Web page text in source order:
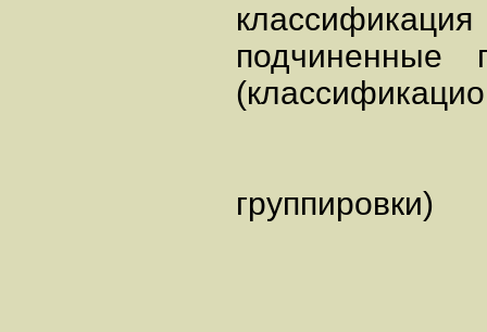
подчиненные
группировки)